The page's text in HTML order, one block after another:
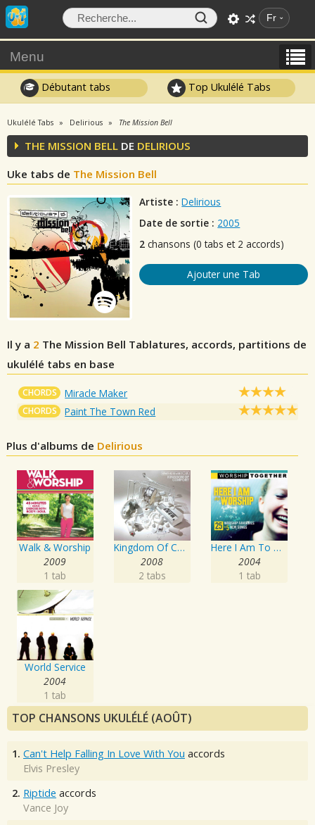
Fr
Menu
Débutant tabs Top Ukulélé Tabs
Ukulélé Tabs Delirious The Mission Bell
THE MISSION BELL DE DELIRIOUS
Uke tabs de The Mission Bell
Artiste : Delirious
Date de sortie : 2005
2 chansons (0 tabs et 2 accords)
Ajouter une Tab
Il y a 2 The Mission Bell Tablatures, accords, partitions de
ukulélé tabs en base
CHORDS Miracle Maker
CHORDS Paint The Town Red
Plus d'albums de Delirious
Walk & Worship
2009
1 tab
Kingdom Of Comfort
2008
2 tabs
Here I Am To Worship - Vol. 1
2004
1 tab
World Service
2004
1 tab
TOP CHANSONS UKULÉLÉ (AOÛT)
1. Can't Help Falling In Love With You accords
Elvis Presley
2. Riptide accords
Vance Joy